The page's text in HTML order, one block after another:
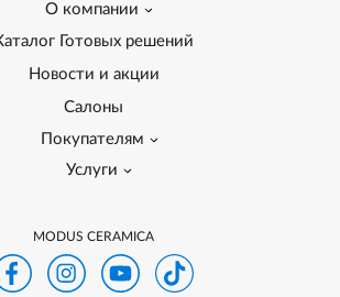
О компании
Готовых решений
Новости и акции
Салоны
Покупателям
Услуги
MODUS CERAMICA